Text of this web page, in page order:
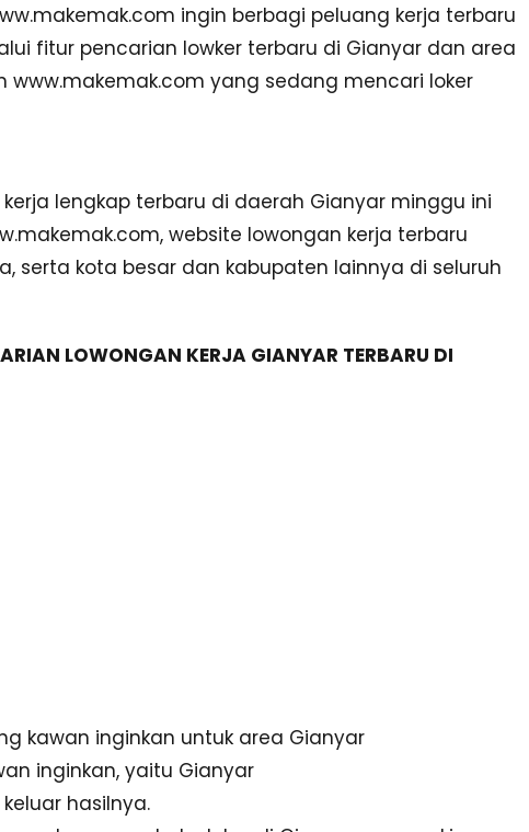
ingin berbagi peluang kerja terbaru
fitur pencarian lowker terbaru di Gianyar dan area
yang sedang mencari loker
lengkap terbaru di daerah Gianyar minggu ini
website lowongan kerja terbaru
serta kota besar dan kabupaten lainnya di seluruh
LOWONGAN KERJA GIANYAR TERBARU DI
kawan inginkan untuk area Gianyar
inginkan, yaitu Gianyar
hasilnya.